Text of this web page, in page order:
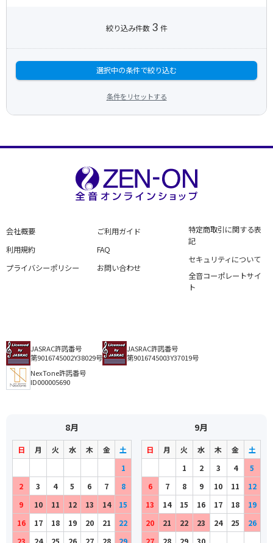
絞り込み件数 3 件
選択中の条件で絞り込む
条件をリセットする
会社概要
利用規約
プライバシーポリシー
ご利用ガイド
FAQ
お問い合わせ
特定商取引に関する表
記
セキュリティについて
全音コーポレートサイ
ト
JASRAC許諾番号
第9016745002Y38029号
JASRAC許諾番号
第9016745003Y37019号
NexTone許諾番号
ID000005690
8月
日 月 火 水 木 金
土
1
2
3 4 5 6 7
8
9
10 11 12 13 14
15
16
17 18 19 20 21
22
9月
日 月 火 水 木 金
土
1
2 3 4
5
6
7 8 9 10 11
12
13
14 15 16 17 18
19
20
21 22 23 24 25
26